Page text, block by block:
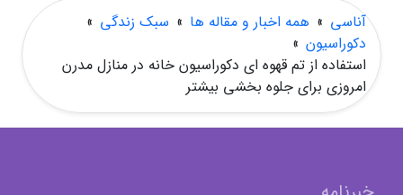
آناسی » همه اخبار و مقاله ها » سبک زندگی »
دکوراسیون »
استفاده از تم قهوه ای دکوراسیون خانه در منازل مدرن
امروزی برای جلوه بخشی بیشتر